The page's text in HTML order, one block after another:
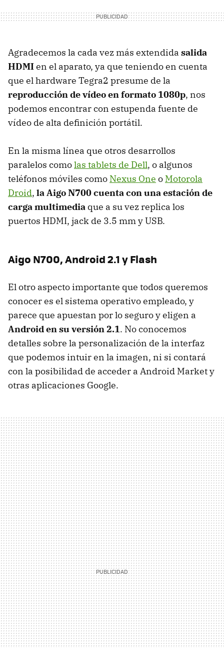
Agradecemos la cada vez más extendida salida
HDMIen el aparato, ya que teniendo en cuenta
que el hardware Tegra2 presume de la
reproducción de vídeo en formato 1080p, nos
podemos encontrar con estupenda fuente de
vídeo de alta definición portátil.
En la misma línea que otros desarrollos
paralelos comolas tablets de Dell, o algunos
teléfonos móviles como Nexus One o Motorola
Droid, la Aigo N700 cuenta con una estación de
carga multimedia que a su vez replica los
puertos HDMI, jack de 3.5 mm yUSB.
Aigo N700, Android 2.1 y Flash
El otro aspecto importante que todos queremos
conocer es el sistema operativo empleado, y
parece que apuestan por lo seguro y eligen a
Android en su versión 2.1. No conocemos
detalles sobre la personalización de la interfaz
que podemos intuir en la imagen, ni si contará
con la posibilidad de acceder a Android Market y
otras aplicaciones Google.